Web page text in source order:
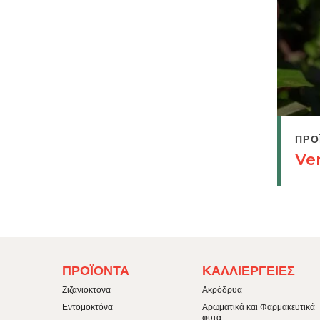
FOOTER
MENU
ΠΡΟΪΌΝΤΑ
Ζιζανιοκτόνα
Εντομοκτόνα
FOOTER
MENU
ΚΑΛΛΙΈΡΓΕΙΕΣ
Ακρόδρυα
Αρωματικά και Φαρμακευτικά
φυτά